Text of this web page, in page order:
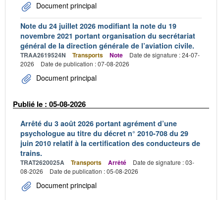
Document principal
Note du 24 juillet 2026 modifiant la note du 19
novembre 2021 portant organisation du secrétariat
général de la direction générale de l’aviation civile.
TRAA2619524N Transports Note
Date de signature : 24-07-
2026
Date de publication : 07-08-2026
Document principal
Publié le : 05-08-2026
Arrêté du 3 août 2026 portant agrément d’une
psychologue au titre du décret n° 2010-708 du 29
juin 2010 relatif à la certification des conducteurs de
trains.
TRAT2620025A Transports Arrêté
Date de signature : 03-
08-2026
Date de publication : 05-08-2026
Document principal